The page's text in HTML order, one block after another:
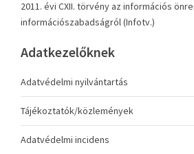
2011. évi CXII. törvény az információs
információszabadságról (Infotv.)
Adatkezelőknek
Adatvédelmi nyilvántartás
Tájékoztatók/közlemények
Adatvédelmi incidens